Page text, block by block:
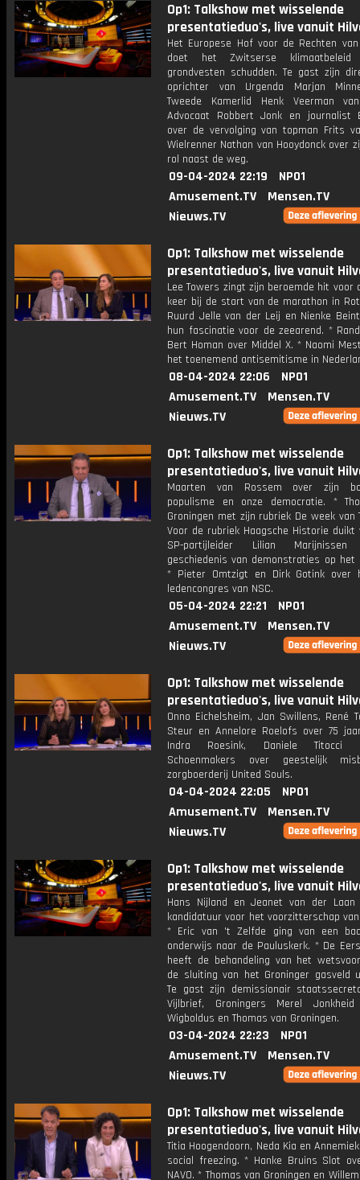
Op1: Talkshow met wisselende
presentatieduo's, live vanuit
Het Europese Hof voor de Rechten
doet het Zwitserse
grondvesten schudden. Te gast zijn
oprichter van Urgenda Marjan
Tweede Kamerlid Henk Veerman
Advocaat Robbert Jonk en journalist
over de vervolging van topman Frits
Wielrenner Nathan van Hooydonck over
rol naast de weg.
09-04-2024 22:19
NPO1
Amusement.TV
Mensen.TV
Nieuws.TV
Op1: Talkshow met wisselende
presentatieduo's, live vanuit
Lee Towers zingt zijn beroemde hit voor
keer bij de start van de marathon in
Ruurd Jelle van der Leij en Nienke
hun fascinatie voor de zeearend. *
Bert Homan over Middel X. * Naomi
het toenemend antisemitisme in
08-04-2024 22:06
NPO1
Amusement.TV
Mensen.TV
Nieuws.TV
Op1: Talkshow met wisselende
presentatieduo's, live vanuit
Maarten van Rossem over zijn
populisme en onze democratie. *
Groningen met zijn rubriek De week van
Voor de rubriek Haagsche Historie duikt
SP-partijleider Lilian
geschiedenis van demonstraties op het
* Pieter Omtzigt en Dirk Gotink over
ledencongres van NSC.
05-04-2024 22:21
NPO1
Amusement.TV
Mensen.TV
Nieuws.TV
Op1: Talkshow met wisselende
presentatieduo's, live vanuit
Onno Eichelsheim, Jan Swillens, René
Steur en Annelore Roelofs over 75
Indra Roesink, Daniele
Schoenmakers over geestelijk
zorgboerderij United Souls.
04-04-2024 22:05
NPO1
Amusement.TV
Mensen.TV
Nieuws.TV
Op1: Talkshow met wisselende
presentatieduo's, live vanuit
Hans Nijland en Jeanet van der Laan
kandidatuur voor het voorzitterschap van
* Eric van 't Zelfde ging van een
onderwijs naar de Pauluskerk. * De
heeft de behandeling van het
de sluiting van het Groninger gasveld
Te gast zijn demissionair
Vijlbrief, Groningers Merel
Wigboldus en Thomas van Groningen.
03-04-2024 22:23
NPO1
Amusement.TV
Mensen.TV
Nieuws.TV
Op1: Talkshow met wisselende
presentatieduo's, live vanuit
Titia Hoogendoorn, Neda Kia en
social freezing. * Hanke Bruins Slot
NAVO. * Thomas van Groningen en